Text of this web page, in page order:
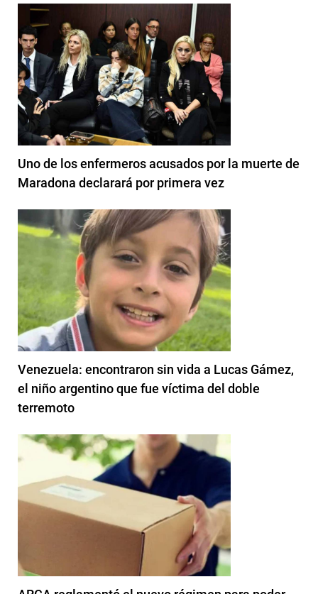
Uno de los enfermeros acusados por la muerte de
Maradona declarará por primera vez
Venezuela: encontraron sin vida a Lucas Gámez,
el niño argentino que fue víctima del doble
terremoto